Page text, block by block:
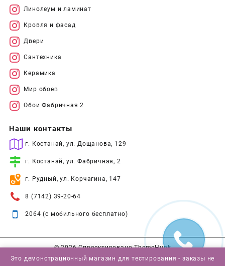
Линолеум и ламинат
Кровля и фасад
Двери
Сантехника
Керамика
Мир обоев
Обои Фабричная 2
Наши контакты
г. Костанай, ул. Дощанова, 129
г. Костанай, ул. Фабричная, 2
г. Рудный, ул. Корчагина, 147
8 (7142) 39-20-64
2064 (с мобильного бесплатно)
© 2026Спроектировано ThemeHunk
Это демонстрационный магазин для тестирования - заказы не